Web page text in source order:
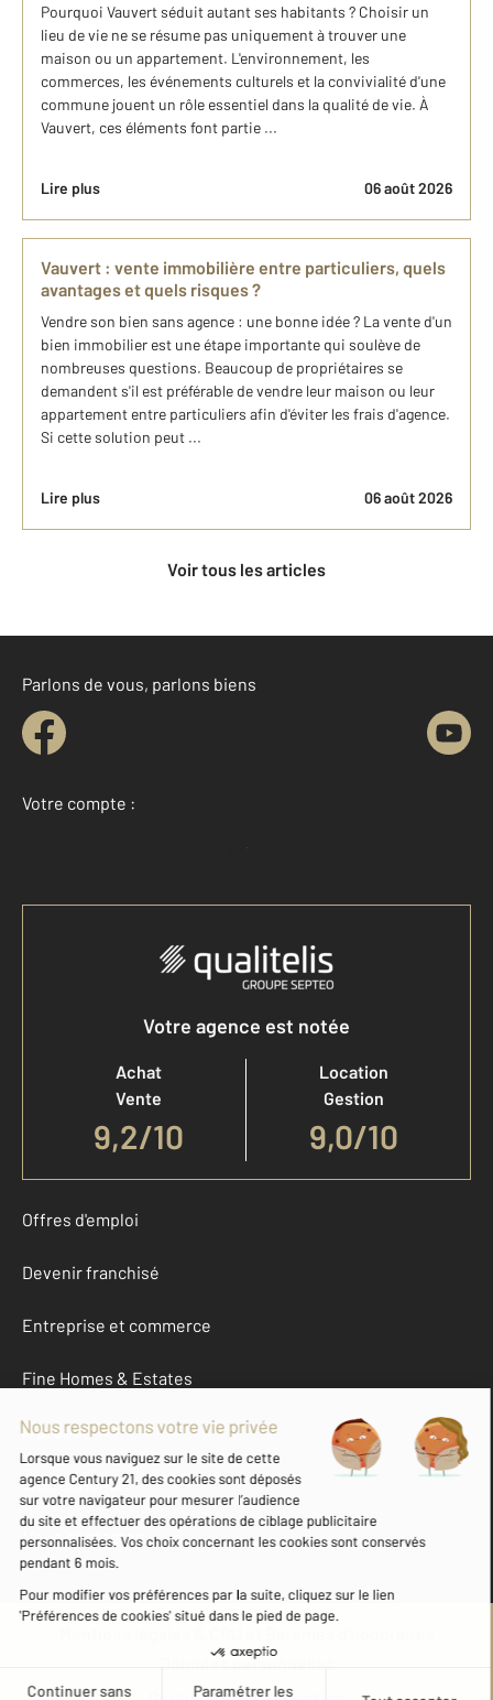
Pourquoi Vauvert séduit autant ses habitants ? Choisir un
lieu de vie ne se résume pas uniquement à trouver une
maison ou un appartement. L'environnement, les
commerces, les événements culturels et la convivialité d'une
commune jouent un rôle essentiel dans la qualité de vie. À
Vauvert, ces éléments font partie ...
Lire plus 06 août 2026
Vauvert : vente immobilière entre particuliers, quels
avantages et quels risques ?
Vendre son bien sans agence : une bonne idée ? La vente d'un
bien immobilier est une étape importante qui soulève de
nombreuses questions. Beaucoup de propriétaires se
demandent s'il est préférable de vendre leur maison ou leur
appartement entre particuliers afin d'éviter les frais d'agence.
Si cette solution peut ...
Lire plus 06 août 2026
Voir tous les articles
Parlons de vous, parlons biens
Votre compte :
Accéder à mon compte
Votre agence est notée
Achat
Vente
9,2/10
Location
Gestion
9,0/10
Offres d'emploi
Devenir franchisé
Entreprise et commerce
Fine Homes & Estates
À propos
International
Nous contacter
Données personnelles